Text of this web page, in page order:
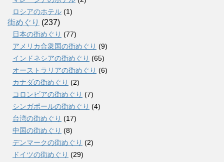
ロシアのホテル (1)
街めぐり (237)
日本の街めぐり (77)
アメリカ合衆国の街めぐり (9)
インドネシアの街めぐり (65)
オーストラリアの街めぐり (6)
カナダの街めぐり (2)
コロンビアの街めぐり (7)
シンガポールの街めぐり (4)
台湾の街めぐり (17)
中国の街めぐり (8)
デンマークの街めぐり (2)
ドイツの街めぐり (29)